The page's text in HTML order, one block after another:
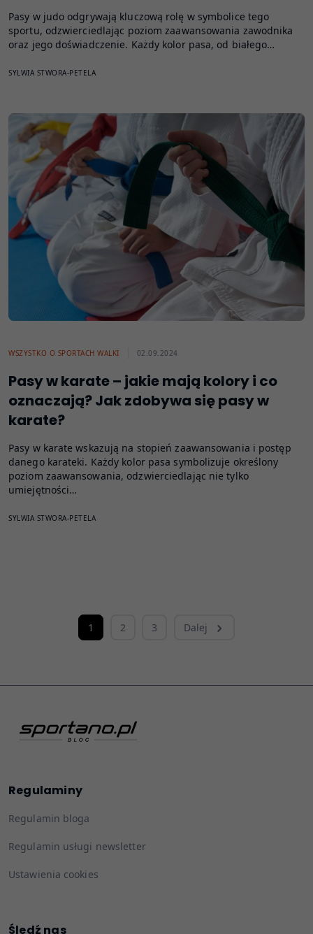
Pasy w judo odgrywają kluczową rolę w symbolice tego
sportu, odzwierciedlając poziom zaawansowania zawodnika
oraz jego doświadczenie. Każdy kolor pasa, od białego…
SYLWIA STWORA-PETELA
WSZYSTKO O SPORTACH WALKI 02.09.2024
Pasy w karate – jakie mają kolory i co
oznaczają? Jak zdobywa się pasy w
karate?
Pasy w karate wskazują na stopień zaawansowania i postęp
danego karateki. Każdy kolor pasa symbolizuje określony
poziom zaawansowania, odzwierciedlając nie tylko
umiejętności…
SYLWIA STWORA-PETELA
1 2 3 Dalej
Regulaminy
Regulamin bloga
Regulamin usługi newsletter
Ustawienia cookies
Śledź nas